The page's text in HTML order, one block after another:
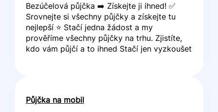
Bezúčelová půjčka ➡️ Získejte ji ihned! ✅
Srovnejte si všechny půjčky a získejte tu
nejlepší ⭐ Stačí jedna žádost a my
prověříme všechny půjčky na trhu. Zjistíte,
kdo vám půjčí a to ihned Stačí jen vyzkoušet
Půjčka na mobil